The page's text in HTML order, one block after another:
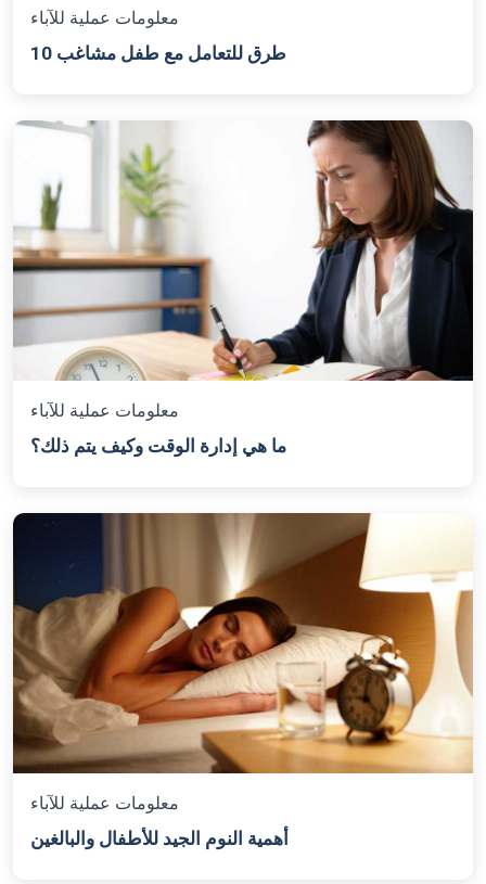
معلومات عملية للآباء
10 طرق للتعامل مع طفل مشاغب
معلومات عملية للآباء
ما هي إدارة الوقت وكيف يتم ذلك؟
معلومات عملية للآباء
أهمية النوم الجيد للأطفال والبالغين